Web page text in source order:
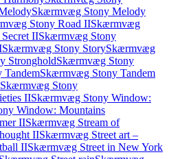
Skærmvæg Stony Melody
Stony Road IISkærmvæg
IISkærmvæg Stony
Skærmvæg Stony StorySkærmvæg
StrongholdSkærmvæg Stony
Skærmvæg Stony Tandem
Skærmvæg Stony
IISkærmvæg Stony Window:
Window: Mountains
IISkærmvæg Stream of
IISkærmvæg Street art –
IISkærmvæg Street in New York